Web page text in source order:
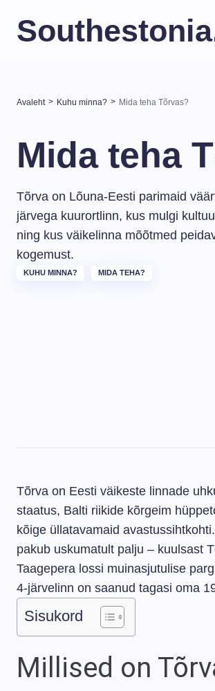
Avaleht > Kuhu minna? > Mida teha Tõrvas?
Mida teha
Tõrva on Lõuna-Eesti parimaid
järvega kuurortlinn, kus mulgi
ning kus väikelinna mõõtmed
kogemust.
KUHU MINNA? MIDA TEHA?
Tõrva on Eesti väikeste linnade
staatus, Balti riikide kõrgeim
kõige üllatavamaid
pakub uskumatult palju – kuulsast
Taagepera lossi muinasjutulise
4-järvelinn on saanud tagasi oma
Sisukord
Millised on